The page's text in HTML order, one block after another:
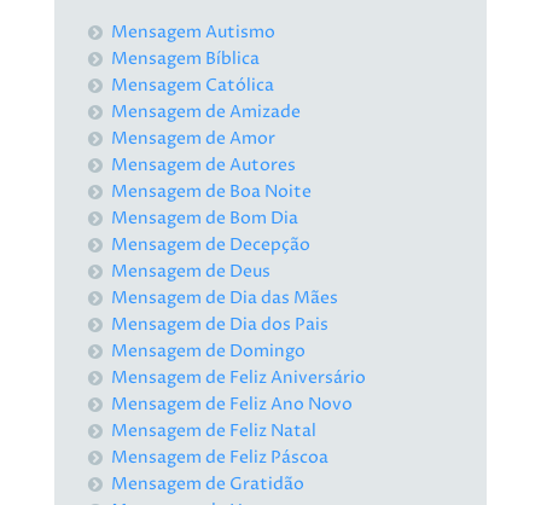
Mensagem Autismo
Mensagem Bíblica
Mensagem Católica
Mensagem de Amizade
Mensagem de Amor
Mensagem de Autores
Mensagem de Boa Noite
Mensagem de Bom Dia
Mensagem de Decepção
Mensagem de Deus
Mensagem de Dia das Mães
Mensagem de Dia dos Pais
Mensagem de Domingo
Mensagem de Feliz Aniversário
Mensagem de Feliz Ano Novo
Mensagem de Feliz Natal
Mensagem de Feliz Páscoa
Mensagem de Gratidão